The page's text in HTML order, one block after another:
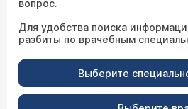
вопрос.
Для удобства поиска
разбиты по врачебным
Выберите